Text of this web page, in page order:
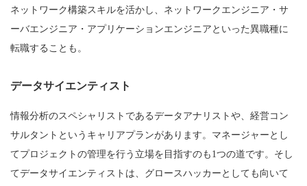
ネットワーク構築スキルを活かし、ネットワークエンジニア・サ
ーバエンジニア・アプリケーションエンジニアといった異職種に
転職することも。
データサイエンティスト
情報分析のスペシャリストであるデータアナリストや、経営コン
サルタントというキャリアプランがあります。マネージャーとし
てプロジェクトの管理を行う立場を目指すのも1つの道です。そし
てデータサイエンティストは、グロースハッカーとしても向いて